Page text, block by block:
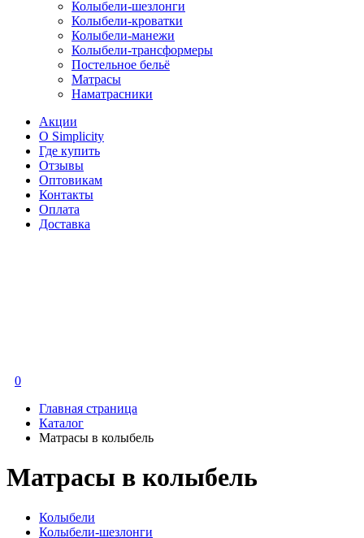
Колыбели-шезлонги
Колыбели-кроватки
Колыбели-манежи
Колыбели-трансформеры
Постельное бельё
Матрасы
Наматрасники
Акции
О Simplicity
Где купить
Отзывы
Оптовикам
Контакты
Оплата
Доставка
0
Главная страница
Каталог
Матрасы в колыбель
Матрасы в колыбель
Колыбели
Колыбели-шезлонги